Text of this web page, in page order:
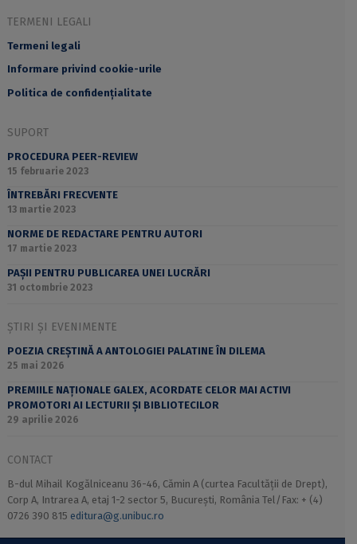
TERMENI LEGALI
Termeni legali
Informare privind cookie-urile
Politica de confidențialitate
SUPORT
PROCEDURA PEER-REVIEW
15 februarie 2023
ÎNTREBĂRI FRECVENTE
13 martie 2023
NORME DE REDACTARE PENTRU AUTORI
17 martie 2023
PAȘII PENTRU PUBLICAREA UNEI LUCRĂRI
31 octombrie 2023
ȘTIRI ȘI EVENIMENTE
POEZIA CREȘTINĂ A ANTOLOGIEI PALATINE ÎN DILEMA
25 mai 2026
PREMIILE NAȚIONALE GALEX, ACORDATE CELOR MAI ACTIVI
PROMOTORI AI LECTURII ȘI BIBLIOTECILOR
29 aprilie 2026
CONTACT
B-dul Mihail Kogălniceanu 36-46, Cămin A (curtea Facultății de Drept),
Corp A, Intrarea A, etaj 1-2 sector 5, București, România Tel/Fax: + (4)
0726 390 815 editura@g.unibuc.ro